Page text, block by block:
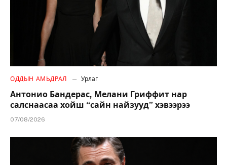
ОДДЫН АМЬДРАЛ Урлаг
Антонио Бандерас, Мелани Гриффит нар
салснаасаа хойш “сайн найзууд” хэвээрээ
07/08/2026